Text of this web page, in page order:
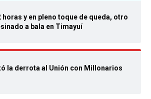
horas y en pleno toque de queda, otro
a bala en Timayuí
la derrota al Unión con Millonarios